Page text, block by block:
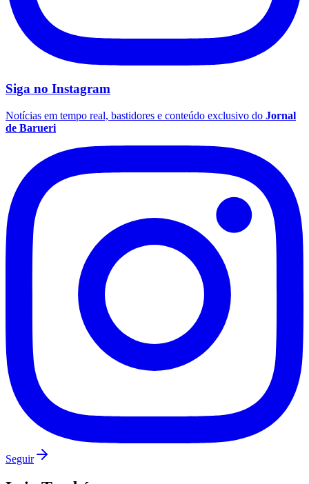
Vasco
Siga no Instagram
Notícias em tempo real, bastidores e conteúdo exclusivo do Jornal
de Barueri
Seguir